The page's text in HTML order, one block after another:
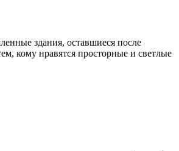
здания, оставшиеся после
кому нравятся просторные и светлые